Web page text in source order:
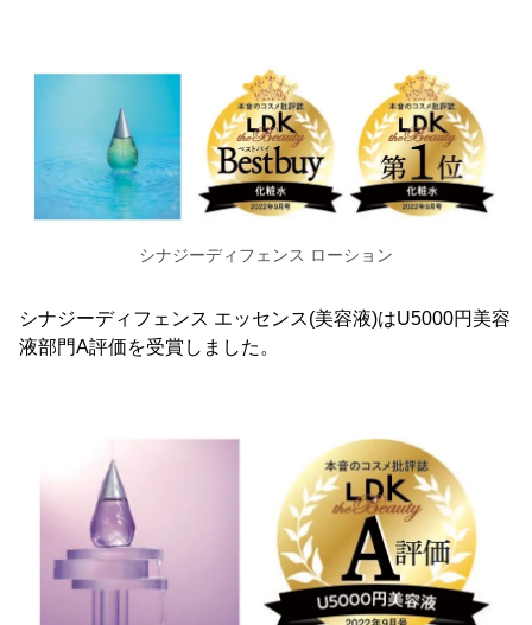
シナジーディフェンス ローション
シナジーディフェンス エッセンス(美容液)はU5000円美容
液部門A評価を受賞しました。